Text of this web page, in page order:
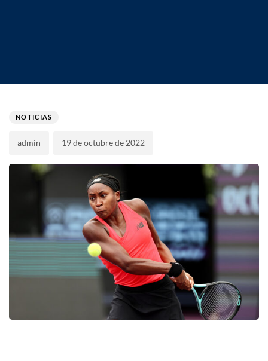
IN:
NOTICIAS
admin 19 de octubre de 2022